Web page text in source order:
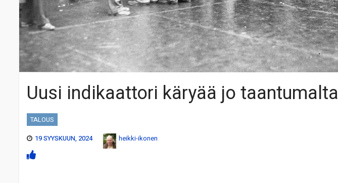
Uusi indikaattori käryää jo taantumalta
TALOUS
19 SYYSKUUN, 2024
heikki-ikonen